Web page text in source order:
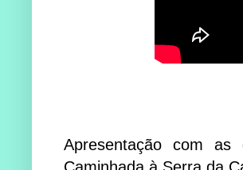
Apresentação com as